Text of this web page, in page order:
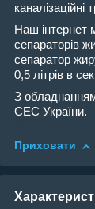
каналізаційні
Наш інтернет
сепараторів
сепаратор
0,5 літрів в
З обладнанням
СЕС України.
Приховати